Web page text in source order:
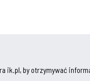
ik.pl, by otrzymywać